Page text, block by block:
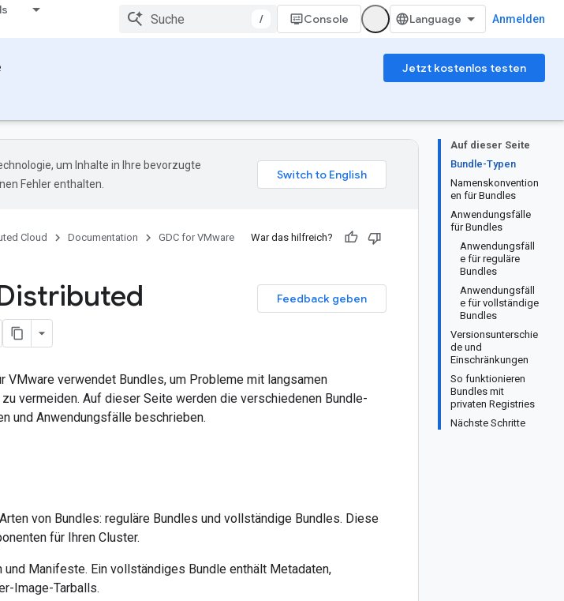
/ Console Anmelden
Jetzt kostenlos testen
Auf dieser Seite
Bundle-Typen
Namenskonvention
en für Bundles
Anwendungsfälle
für Bundles
Anwendungsfäll
e für reguläre
Bundles
Anwendungsfäll
e für vollständige
Bundles
Versionsunterschie
de und
Einschränkungen
So funktionieren
Bundles mit
privaten Registries
Nächste Schritte
um Inhalte in Ihre bevorzugte
Fehler enthalten.
Cloud Documentation
GDC for VMware
War das hilfreich?
Feedback geben
VMware verwendet Bundles, um Probleme mit langsamen
vermeiden. Auf dieser Seite werden die verschiedenen Bundle-
und Anwendungsfälle beschrieben.
von Bundles: reguläre Bundles und vollständige Bundles. Diese
für Ihren Cluster.
und Manifeste. Ein vollständiges Bundle enthält Metadaten,
Image-Tarballs.